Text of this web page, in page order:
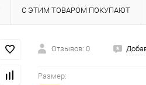
С ЭТИМ ТОВАРОМ ПОКУПАЮТ
Отзывов: 0
Размер: